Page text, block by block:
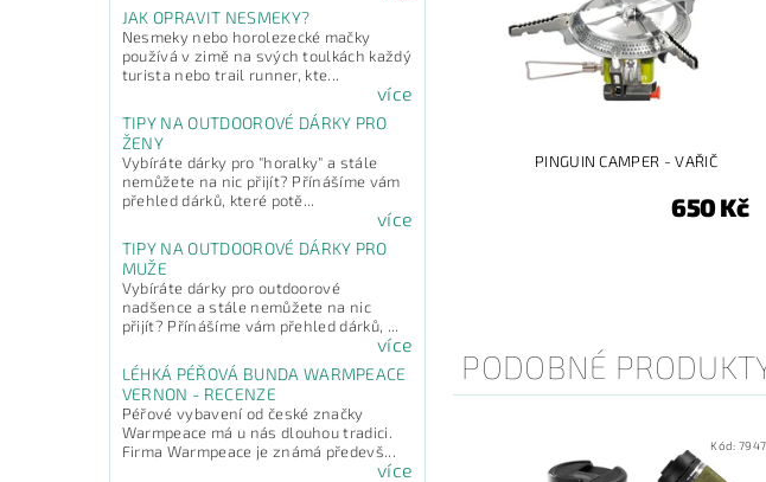
JAK OPRAVIT NESMEKY?
Nesmeky nebo horolezecké mačky
používá v zimě na svých toulkách každý
turista nebo trail runner, kte...
více
TIPY NA OUTDOOROVÉ DÁRKY PRO
ŽENY
Vybíráte dárky pro "horalky" a stále
nemůžete na nic přijít? Přínášíme vám
přehled dárků, které potě...
více
TIPY NA OUTDOOROVÉ DÁRKY PRO
MUŽE
Vybíráte dárky pro outdoorové
nadšence a stále nemůžete na nic
přijít? Přínášíme vám přehled dárků, ...
více
LÉHKÁ PÉŘOVÁ BUNDA WARMPEACE
VERNON - RECENZE
Péřové vybavení od české značky
Warmpeace má u nás dlouhou tradici.
Firma Warmpeace je známá předevš...
více
PINGUIN CAMPER - VAŘIČ
650 Kč
PODOBNÉ
Kód: